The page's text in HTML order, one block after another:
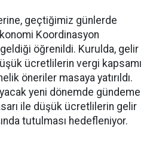
geçtiğimiz günlerde
Koordinasyon
öğrenildi. Kurulda, gelir
ücretlilerin vergi kapsamı
öneriler masaya yatırıldı.
yeni dönemde gündeme
ile düşük ücretlilerin gelir
tutulması hedefleniyor.